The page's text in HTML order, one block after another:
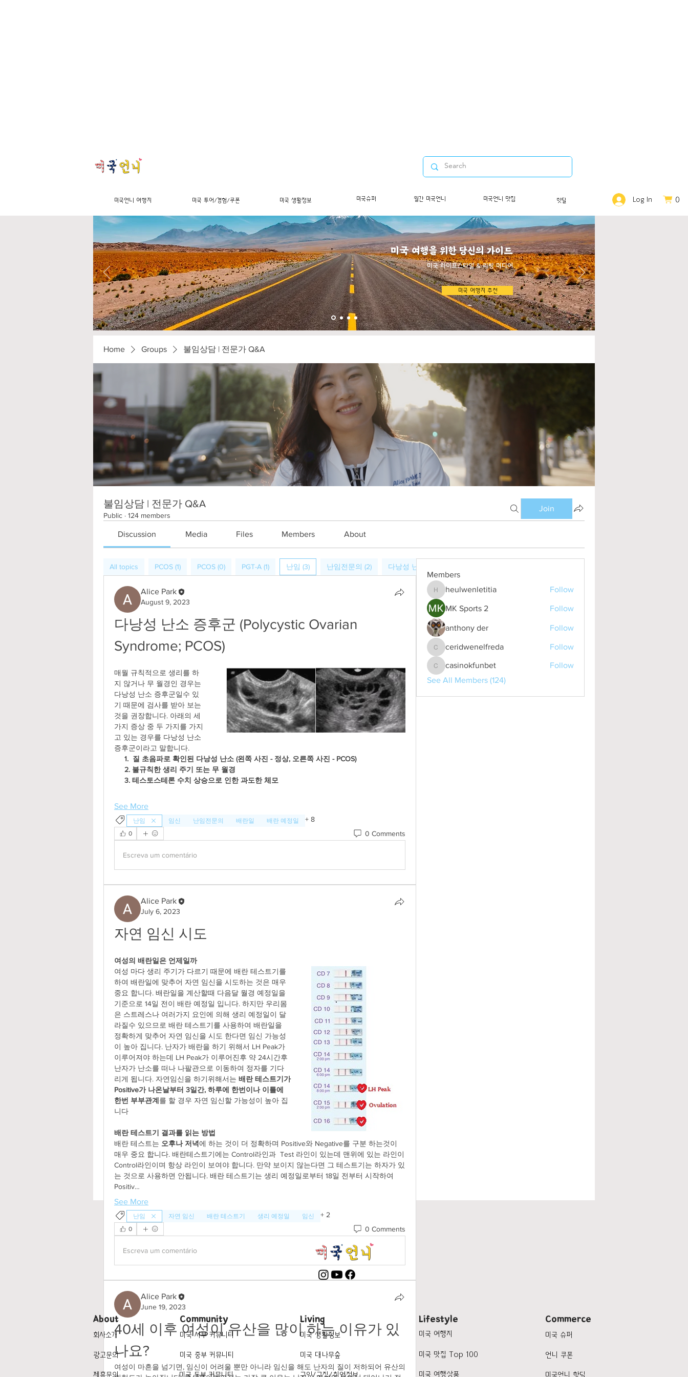
미국 여행을 위한 당신의 가이드
​미국 라이프스타일 & 리빙 미디어
미국 여행지 추천
Home Groups 불임상담 | 전문가 Q&A
불임상담 | 전문가 Q&A
Public · 124 members
Join
Discussion Media Files Members About
All topics PCOS (1) PCOS (0) PGT-A (1) 난임 (3) 난임전문의 (2) 다낭성 난소 증후군 (1)
Alice Park
August 9, 2023
다낭성 난소 증후군 (Polycystic Ovarian
Syndrome; PCOS)
매월 규칙적으로 생리를 하
지 않거나 무 월경인 경우는
다낭성 난소 증후군일수 있
기 때문에 검사를 받아 보는
것을 권장합니다. 아래의 세
가지 증상 중 두 가지를 가지
고 있는 경우를 다낭성 난소
증후군이라고 말합니다.
  1.  질 초음파로 확인된 다낭성 난소 (왼쪽 사진 - 정상, 오른쪽 사진 - PCOS)
     2. 불규칙한 생리 주기 또는 무 월경
     3. 테스토스테론 수치 상승으로 인한 과도한 체모
See More
난임 임신 난임전문의 배란일 배란 예정일 + 8
0 0 Comments
Escreva um comentário
Alice Park
July 6, 2023
자연 임신 시도
여성의 배란일은 언제일까
여성 마다 생리 주기가 다르기 때문에 배란 테스트기를
하여 배란일에 맞추어 자연 임신을 시도하는 것은 매우
중요 합니다. 배란일을 계산할때 다음달 월경 예정일을
기준으로 14일 전이 배란 예정일 입니다. 하지만 우리몸
은 스트레스나 여러가지 요인에 의해 생리 예정일이 달
라질수 있으므로 배란 테스트기를 사용하여 배란일을
정확하게 맞추어 자연 임신을 시도 한다면 임신 가능성
이 높아 집니다. 난자가 배란을 하기 위해서 LH Peak가
이루어져야 하는데 LH Peak가 이루어진후 약 24시간후
난자가 난소를 떠나 나팔관으로 이동하여 정자를 기다
리게 됩니다. 자연임신을 하기위해서는 배란 테스트기가
Positive가 나온날부터 3일간, 하루에 한번이나 이틀에
한번 부부관계 를 할 경우 자연 임신할 가능성이 높아 집
니다
배란 테스트기 결과를 읽는 방법
배란 테스트는 오후나 저녁에 하는 것이 더 정확하며 Positive와 Negative를 구분 하는것이
매우 중요 합니다. 배란테스트기에는 Control라인과  Test 라인이 있는데 맨위에 있는 라인이
Control라인이며 항상 라인이 보여야 합니다. 만약 보이지 않는다면 그 테스트기는 하자가 있
는 것으로 사용하면 안됩니다. 배란 테스트기는 생리 예정일로부터 18일 전부터 시작하여
Positiv…
See More
난임 자연 임신 배란 테스트기 생리 예정일 임신 + 2
0 0 Comments
Escreva um comentário
Alice Park
June 19, 2023
40세 이후 여성이 유산을 많이 하는 이유가 있
나요?
여성이 마흔을 넘기면, 임신이 어려울 뿐만 아니라 임신을 해도 난자의 질이 저하되어 유산의
Members
heulwenletitia
heulwenletitia Follow
MK Sports 2 Follow
anthony der Follow
ceridwenelfreda
ceridwenelfreda Follow
casinokfunbet
casinokfunbet
Follow
See All Members (124)
미국언니 여행지 미국 투어/경험/쿠폰 미국 생활정보 미국슈퍼 월간 미국언니 미국언니 맛집 핫딜 Log In 0
About
회사소개
광고문의
제휴문의
Community
미국 서부 커뮤니티
미국 중부 커뮤니티
미국 동부 커뮤니티
Living
미국 생활정보
미국 대나무숲
구인/구직/취업정보
Lifestyle
미국 여행지
미국 맛집 Top 100
미국 여행상품
Commerce
미국 슈퍼
언니 쿠폰
미국언니 핫딜